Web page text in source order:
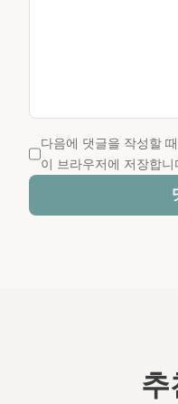
다음에 댓글을 작성할
이 브라우저에 저장합니
추